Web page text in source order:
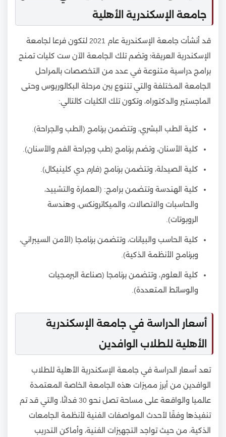
جامعة الإسكندرية الأهلية
قد أنشأت جامعة الإسكندرية عام 2021 لتكون فرعا لجامعة
الإسكندرية العريقة؛ وتضم تلك الجامعة الآن ست كليات تمنح
برامج دراسية متنوعة في عدد من التخصصات بالمراحل
الجامعة المختلفة والتي تتنوع بين مرحلة البكالوريوس وحتى
الماجستير والدكتوراه، وتكون تلك الكليات كالتالي:
كلية الطب البشري، وتتضمن برنامج (الطب والجراحة).
كلية الأسنان، وتضم برنامج (طب وجراحة الفم والأسنان).
كلية الصيدلة، وتتضمن برنامج (فارم دي كلينيكال).
كلية الهندسة وتتضمن برامج: (العمارة والتشييد،
والحاسبات والاتصالات، والميكاترونكس، وهندسة
الروبوتات).
كلية الحاسب والبيانات، وتتضمن برنامجا (الأمن السيبراني،
وبرنامج الأنظمة الذكية).
كلية العلوم، وتتضمن برنامجا (صناعة البرمجيات
والوسائط المتعددة).
أسعار الدراسة في جامعة الإسكندرية
الأهلية للطلاب الوافدين
تعد أسعار الدراسة في جامعة الإسكندرية الأهلية للطلاب
الوافدين من أبرز مميزات هذه الجامعة الخاصة المعتمدة
عالميا والواقعة على مساحة تصل نحو 30 فدانًا، والتي قد تم
تنفيذها وفقًا لأحدث المواصفات الفنية لأنظمة الجامعات
الذكية، من حيث تواجد التجهيزات الفنية، وأماكن التدريب